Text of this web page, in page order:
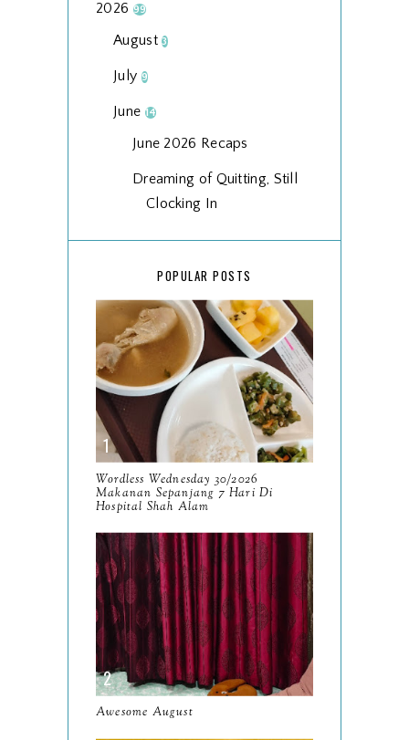
2026 99
August3
July 9
June 14
June 2026 Recaps
Dreaming of Quitting, Still
Clocking In
Wordless Wednesday
This Moment Is Enough
Slowly But Surely
Wordless Wednesday
24/2026
Resensi KDrama Possessed
(2019)
Resensi Buku Doa Untuk
Wordless Wednesday
23/2026
Resensi KDrama Teach You
A Lesson (2026)
Mengopi di Kitchen Craft
Cafe Seksyen 9 Shah
Alam
POPULAR POSTS
Wordless Wednesday 30/2026
Makanan Sepanjang 7 Hari Di
Hospital Shah Alam
Awesome August